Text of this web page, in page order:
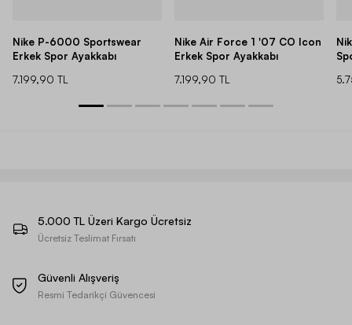
Nike P-6000 Sportswear
Erkek Spor Ayakkabı
7.199,90 TL
Nike Air Force 1 '07 CO Icon
Erkek Spor Ayakkabı
7.199,90 TL
5.000 TL Üzeri Kargo Ücretsiz
Ücretsiz Teslimat Fırsatı
Güvenli Alışveriş
Resmi Tedarikçi Güvencesi